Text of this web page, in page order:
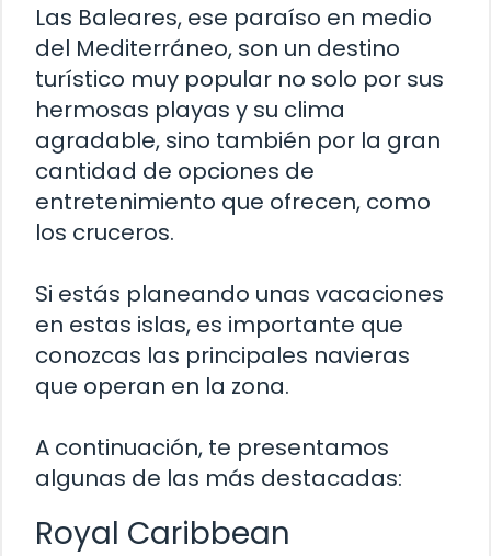
Las Baleares, ese paraíso en medio
del Mediterráneo, son un destino
turístico muy popular no solo por sus
hermosas playas y su clima
agradable, sino también por la gran
cantidad de opciones de
entretenimiento que ofrecen, como
los cruceros.
Si estás planeando unas vacaciones
en estas islas, es importante que
conozcas las principales navieras
que operan en la zona.
A continuación, te presentamos
algunas de las más destacadas:
Royal Caribbean